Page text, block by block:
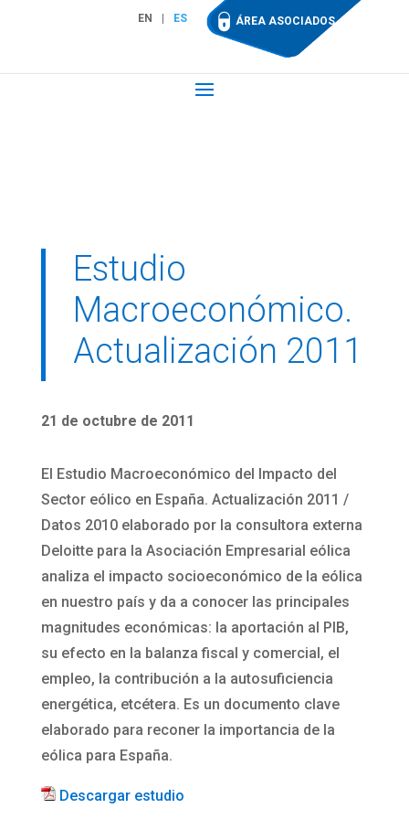
EN ES ÁREA ASOCIADOS
Estudio
Macroeconómico.
Actualización 2011
21 de octubre de 2011
El Estudio Macroeconómico del Impacto del
Sector eólico en España. Actualización 2011 /
Datos 2010 elaborado por la consultora externa
Deloitte para la Asociación Empresarial eólica
analiza el impacto socioeconómico de la eólica
en nuestro país y da a conocer las principales
magnitudes económicas: la aportación al PIB,
su efecto en la balanza fiscal y comercial, el
empleo, la contribución a la autosuficiencia
energética, etcétera. Es un documento clave
elaborado para reconer la importancia de la
eólica para España.
Descargar estudio